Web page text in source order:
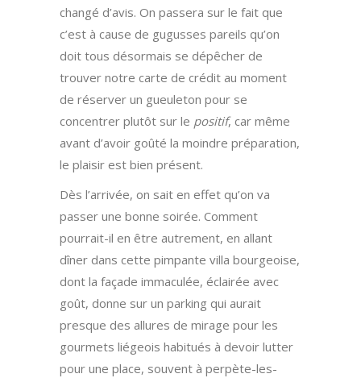
changé d’avis. On passera sur le fait que
c’est à cause de gugusses pareils qu’on
doit tous désormais se dépêcher de
trouver notre carte de crédit au moment
de réserver un gueuleton pour se
concentrer plutôt sur le positif, car même
avant d’avoir goûté la moindre préparation,
le plaisir est bien présent.
Dès l’arrivée, on sait en effet qu’on va
passer une bonne soirée. Comment
pourrait-il en être autrement, en allant
dîner dans cette pimpante villa bourgeoise,
dont la façade immaculée, éclairée avec
goût, donne sur un parking qui aurait
presque des allures de mirage pour les
gourmets liégeois habitués à devoir lutter
pour une place, souvent à perpète-les-